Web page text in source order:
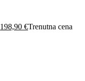
198,90 €Trenutna cena